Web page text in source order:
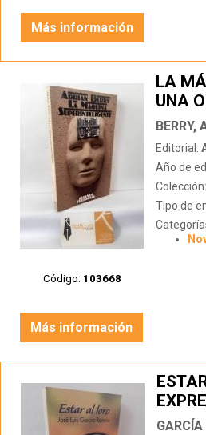
Más información
Código: 103668
LA
UNA
BERRY,
Editorial:
Año de
Colección:
Tipo de
Más información